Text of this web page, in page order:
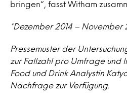
bringen“, fasst Witham
*Dezember 2014 – November
Pressemuster der
zur Fallzahl pro Umfrage und
Food und Drink Analystin
Nachfrage zur Verfügung.